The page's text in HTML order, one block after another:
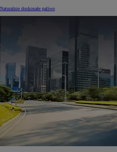
Naturalnie doskonałe paliwo